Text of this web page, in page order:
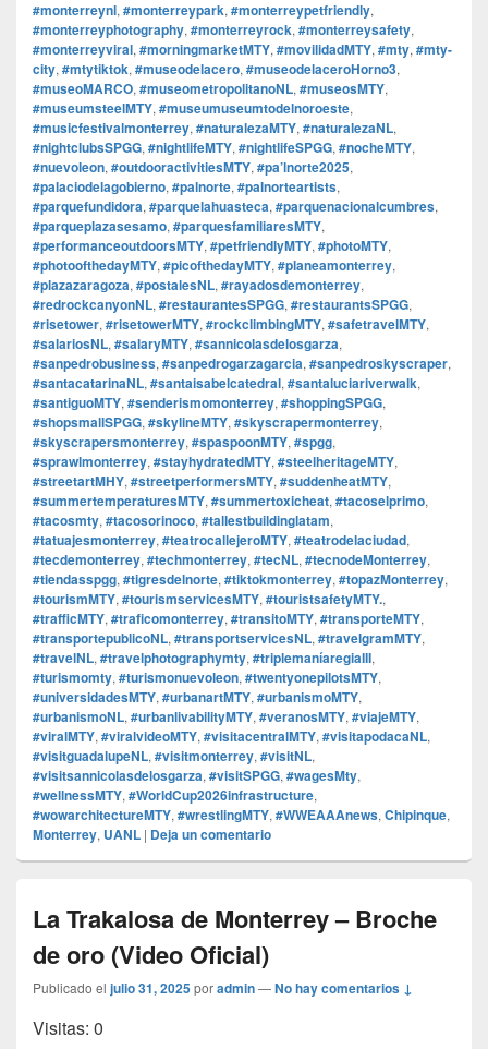
#monterreynl, #monterreypark, #monterreypetfriendly,
#monterreyphotography, #monterreyrock, #monterreysafety,
#monterreyviral, #morningmarketMTY, #movilidadMTY, #mty, #mty-
city, #mtytiktok, #museodelacero, #museodelaceroHorno3,
#museoMARCO, #museometropolitanoNL, #museosMTY,
#museumsteelMTY, #museumuseumtodelnoroeste,
#musicfestivalmonterrey, #naturalezaMTY, #naturalezaNL,
#nightclubsSPGG, #nightlifeMTY, #nightlifeSPGG, #nocheMTY,
#nuevoleon, #outdooractivitiesMTY, #pa’lnorte2025,
#palaciodelagobierno, #palnorte, #palnorteartists,
#parquefundidora, #parquelahuasteca, #parquenacionalcumbres,
#parqueplazasesamo, #parquesfamiliaresMTY,
#performanceoutdoorsMTY, #petfriendlyMTY, #photoMTY,
#photoofthedayMTY, #picofthedayMTY, #planeamonterrey,
#plazazaragoza, #postalesNL, #rayadosdemonterrey,
#redrockcanyonNL, #restaurantesSPGG, #restaurantsSPGG,
#risetower, #risetowerMTY, #rockclimbingMTY, #safetravelMTY,
#salariosNL, #salaryMTY, #sannicolasdelosgarza,
#sanpedrobusiness, #sanpedrogarzagarcia, #sanpedroskyscraper,
#santacatarinaNL, #santaisabelcatedral, #santaluciariverwalk,
#santiguoMTY, #senderismomonterrey, #shoppingSPGG,
#shopsmallSPGG, #skylineMTY, #skyscrapermonterrey,
#skyscrapersmonterrey, #spaspoonMTY, #spgg,
#sprawlmonterrey, #stayhydratedMTY, #steelheritageMTY,
#streetartMHY, #streetperformersMTY, #suddenheatMTY,
#summertemperaturesMTY, #summertoxicheat, #tacoselprimo,
#tacosmty, #tacosorinoco, #tallestbuildinglatam,
#tatuajesmonterrey, #teatrocallejeroMTY, #teatrodelaciudad,
#tecdemonterrey, #techmonterrey, #tecNL, #tecnodeMonterrey,
#tiendasspgg, #tigresdelnorte, #tiktokmonterrey, #topazMonterrey,
#tourismMTY, #tourismservicesMTY, #touristsafetyMTY.,
#trafficMTY, #traficomonterrey, #transitoMTY, #transporteMTY,
#transportepublicoNL, #transportservicesNL, #travelgramMTY,
#travelNL, #travelphotographymty, #triplemaníaregiaIII,
#turismomty, #turismonuevoleon, #twentyonepilotsMTY,
#universidadesMTY, #urbanartMTY, #urbanismoMTY,
#urbanismoNL, #urbanlivabilityMTY, #veranosMTY, #viajeMTY,
#viralMTY, #viralvideoMTY, #visitacentralMTY, #visitapodacaNL,
#visitguadalupeNL, #visitmonterrey, #visitNL,
#visitsannicolasdelosgarza, #visitSPGG, #wagesMty,
#wellnessMTY, #WorldCup2026infrastructure,
#wowarchitectureMTY, #wrestlingMTY, #WWEAAAnews, Chipinque,
Monterrey, UANL | Deja un comentario
La Trakalosa de Monterrey – Broche
de oro (Video Oficial)
Publicado el julio 31, 2025poradmin—No hay comentarios ↓
Visitas: 0